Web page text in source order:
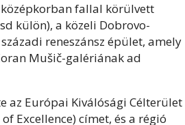
középkorban fallal körülvett
külön), a közeli Dobrovo-
reneszánsz épület, amely
Mušič-galériának ad
az Európai Kiválósági Célterület
Excellence) címet, és a régió